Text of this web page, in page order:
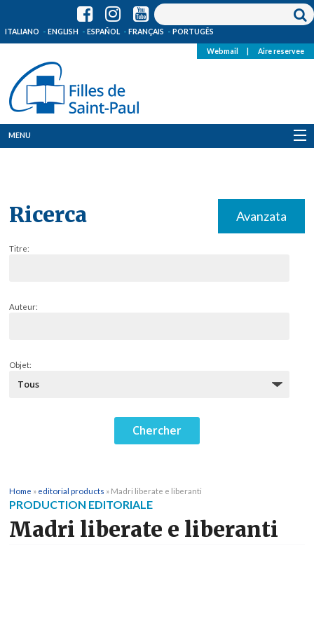
ITALIANO ENGLISH ESPAÑOL FRANÇAIS PORTUGÊS
Webmail Aire reservee
MENU
Ricerca Avanzata
Titre:
Auteur:
Objet:
Home » editorial products » Madri liberate e liberanti
PRODUCTION EDITORIALE
Madri liberate e liberanti